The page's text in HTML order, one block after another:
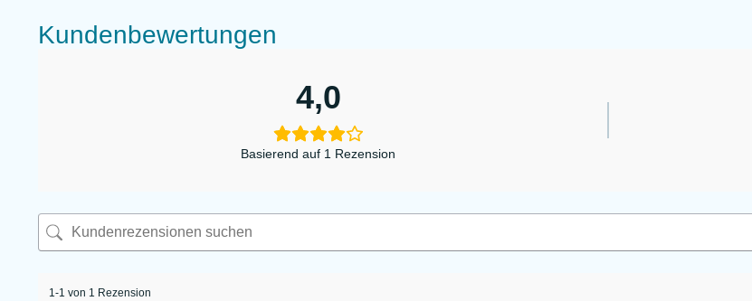
Kundenbewertungen
4,0
Basierend auf 1 Rezension
1-1 von 1 Rezension